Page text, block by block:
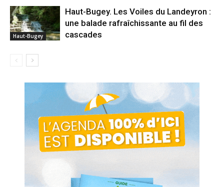
Haut-Bugey
Haut-Bugey. Les Voiles du Landeyron :
une balade rafraîchissante au fil des
cascades